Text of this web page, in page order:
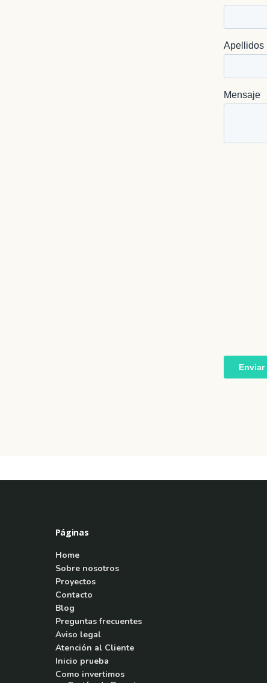
Páginas
Home
Sobre nosotros
Proyectos
Contacto
Blog
Preguntas frecuentes
Aviso legal
Atención al Cliente
Inicio prueba
Como invertimos